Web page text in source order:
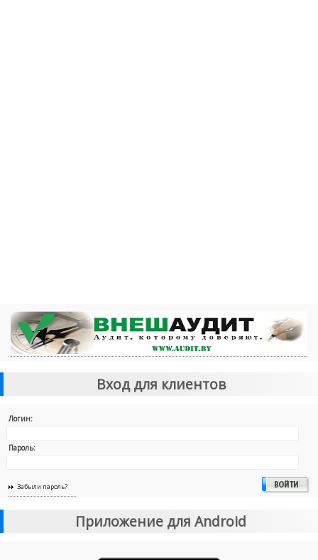
Вход для клиентов
Логин:
Пароль:
Забыли пароль?
Приложение для Android